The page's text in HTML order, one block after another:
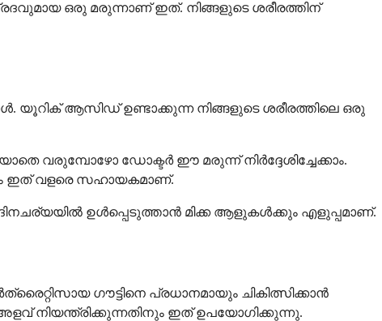
ഒരു മരുന്നാണ് ഇത്. നിങ്ങളുടെ ശരീരത്തിന്
ആസിഡ് ഉണ്ടാക്കുന്ന നിങ്ങളുടെ ശരീരത്തിലെ ഒരു
വരുമ്പോഴോ ഡോക്ടർ ഈ മരുന്ന് നിർദ്ദേശിച്ചേക്കാം.
ഇത് വളരെ സഹായകമാണ്.
ഉൾപ്പെടുത്താൻ മിക്ക ആളുകൾക്കും എളുപ്പമാണ്.
ഗൗട്ടിനെ പ്രധാനമായും ചികിത്സിക്കാൻ
നിയന്ത്രിക്കുന്നതിനും ഇത് ഉപയോഗിക്കുന്നു.